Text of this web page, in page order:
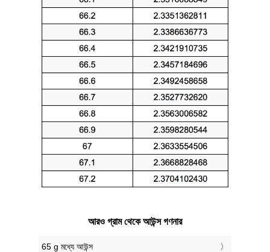
আরও গ্রাম থেকে আউন্স গণনার
65 g মধ্যে আউন্স